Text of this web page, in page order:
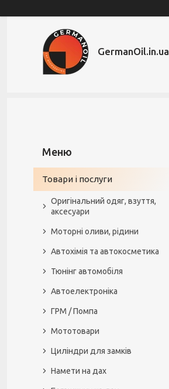
GermanOil.in.ua
Товари і послуги
Оригінальний одяг, взуття,
аксесуари
Моторні оливи, рідини
Автохімія та автокосметика
Тюнінг автомобіля
Автоелектроніка
ГРМ / Помпа
Мототовари
Циліндри для замків
Намети на дах